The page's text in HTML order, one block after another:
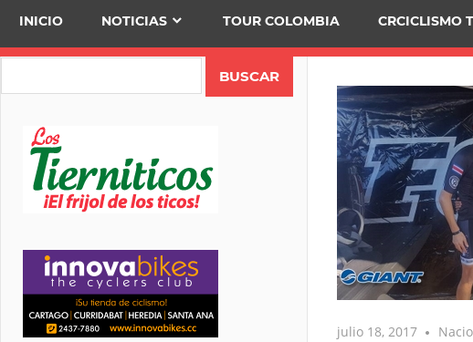
INICIO NOTICIAS TOUR COLOMBIA CRCICLISMO
julio 18, 2017